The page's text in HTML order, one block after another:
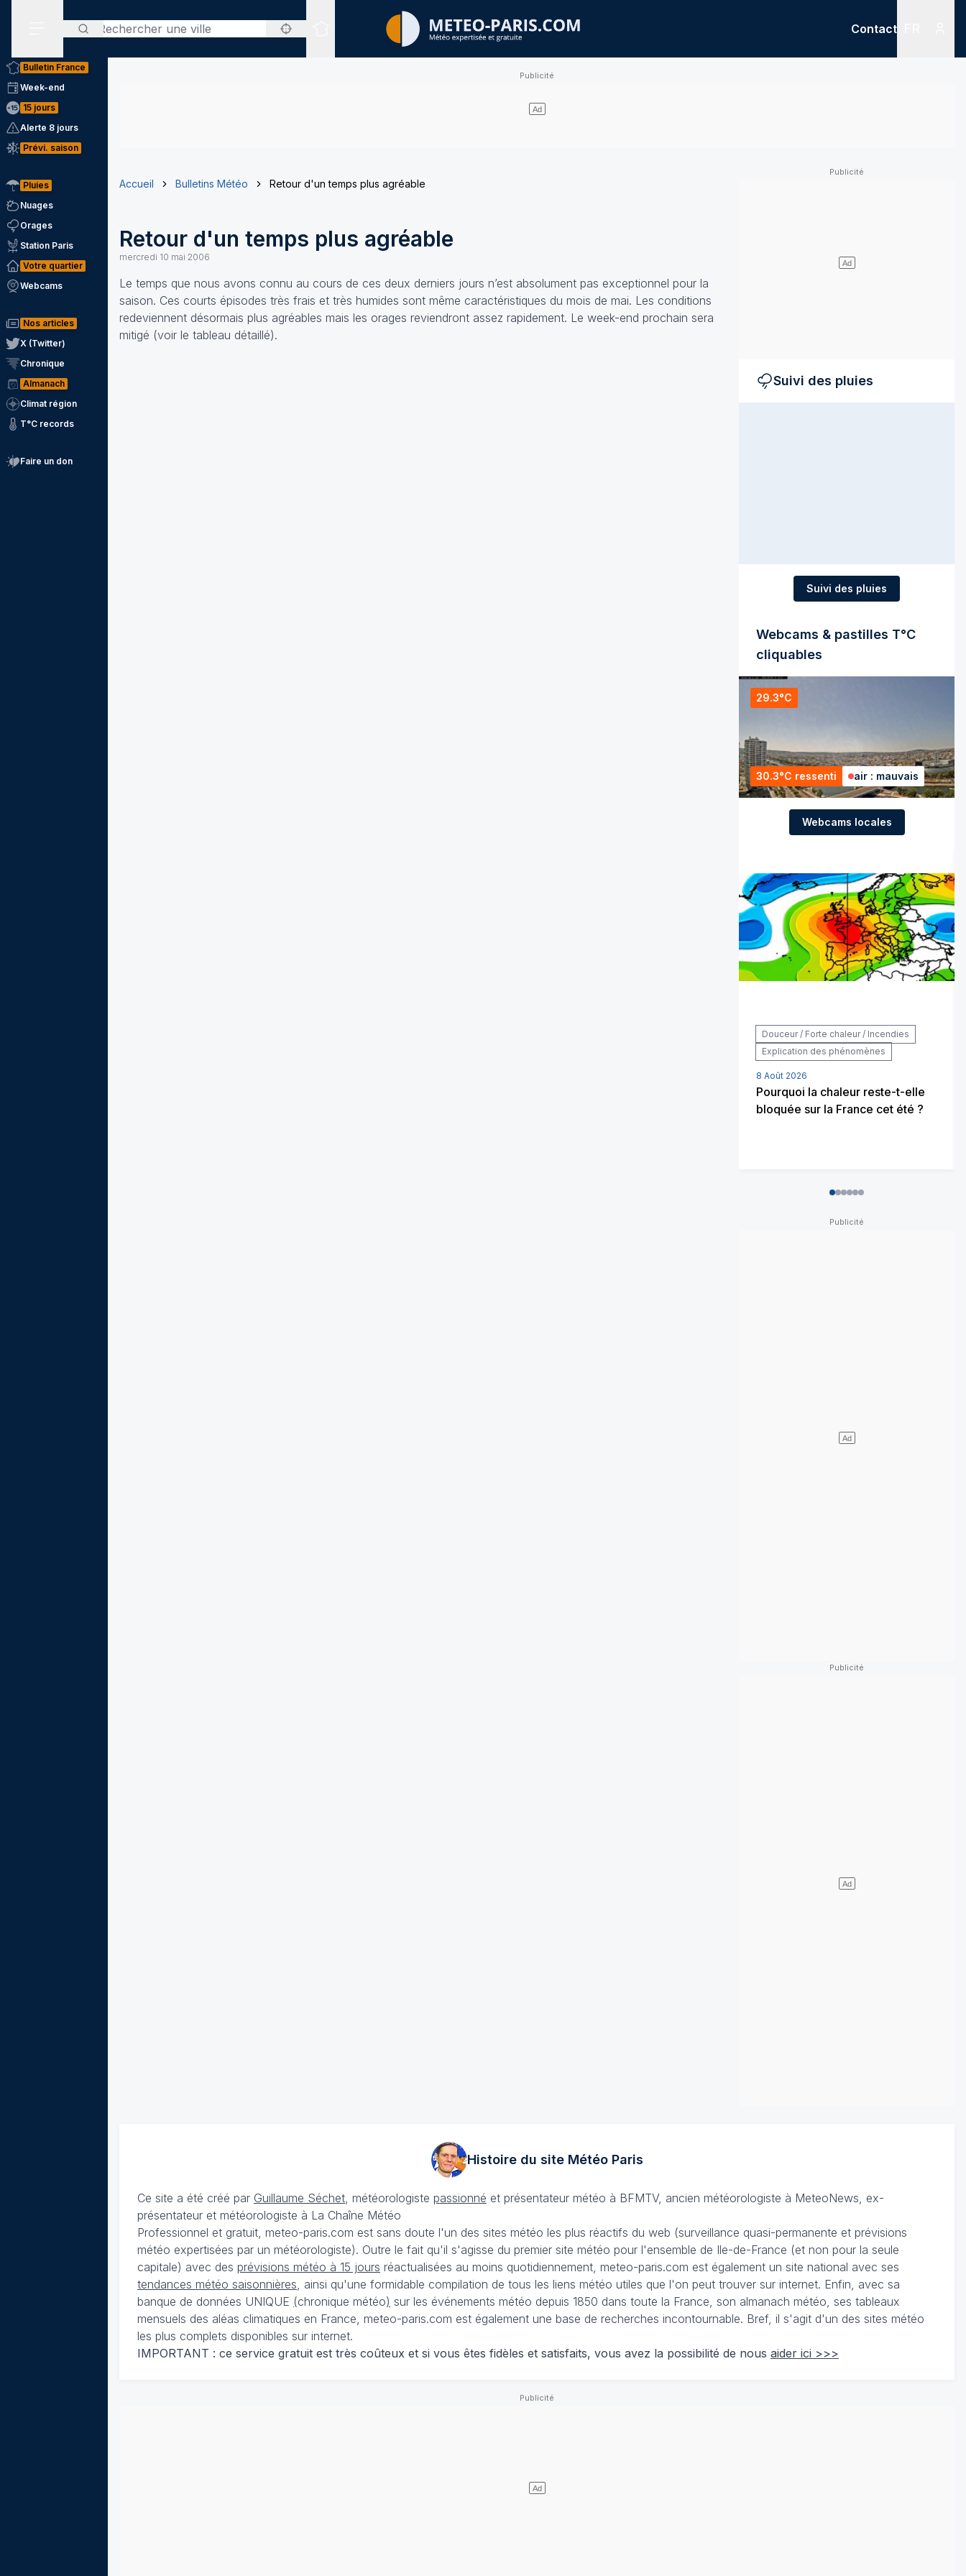
Rechercher
Sites expertisés
Contact
Bulletin France
Week-end
15 jours
Alerte 8 jours
Prévi. saison
Pluies
Nuages
Orages
Station Paris
Votre quartier
Webcams
Nos articles
X (Twitter)
Chronique
Almanach
Climat région
T°C records
Faire un don
Accueil Bulletins Météo Retour d'un temps plus agréable
Retour d'un temps plus agréable
mercredi 10 mai 2006
Le temps que nous avons connu au cours de ces deux derniers jours n’est absolument pas exceptionnel pour la
saison. Ces courts épisodes très frais et très humides sont même caractéristiques du mois de mai. Les conditions
redeviennent désormais plus agréables mais les orages reviendront assez rapidement. Le week-end prochain sera
mitigé (voir le tableau détaillé).
Suivi des pluies
Suivi des pluies
Webcams & pastilles T°C
cliquables
29.3°C
30.3°C ressenti air : mauvais
Webcams locales
Douceur / Forte chaleur / Incendies
Explication des phénomènes
8 Août 2026
Pourquoi la chaleur reste-t-elle
bloquée sur la France cet été ?
012345
Histoire du site MétéoParis
Ce site a été créé par Guillaume Séchet , météorologiste passionné et présentateur météo à BFMTV, ancien météorologiste à MeteoNews, ex-
présentateur et météorologiste à La Chaîne Météo
Professionnel et gratuit, meteo-paris.com est sans doute l'un des sites météo les plus réactifs du web (surveillance quasi-permanente et prévisions
météo expertisées par un météorologiste). Outre le fait qu'il s'agisse du premier site météo pour l'ensemble de Ile-de-France (et non pour la seule
capitale) avec des prévisions météo à 15 jours réactualisées au moins quotidiennement, meteo-paris.com est également un site national avec ses
tendances météo saisonnières , ainsi qu'une formidable compilation de tous les liens météo utiles que l'on peut trouver sur internet. Enfin, avec sa
banque de données UNIQUE (chronique météo) sur les événements météo depuis 1850 dans toute la France, son almanach météo, ses tableaux
mensuels des aléas climatiques en France, meteo-paris.com est également une base de recherches incontournable. Bref, il s'agit d'un des sites météo
les plus complets disponibles sur internet.
IMPORTANT : ce service gratuit est très coûteux et si vous êtes fidèles et satisfaits, vous avez la possibilité de nous aider ici >>>